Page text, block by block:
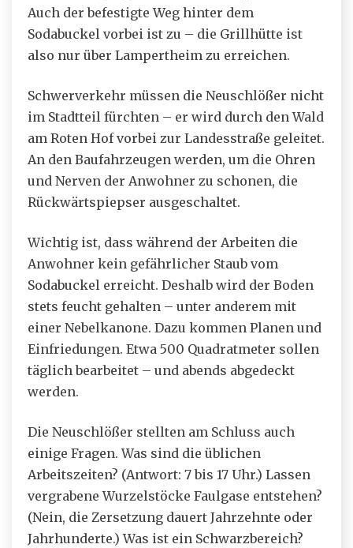
Auch der befestigte Weg hinter dem
Sodabuckel vorbei ist zu – die Grillhütte ist
also nur über Lampertheim zu erreichen.
Schwerverkehr müssen die Neuschlößer nicht
im Stadtteil fürchten – er wird durch den Wald
am Roten Hof vorbei zur Landesstraße geleitet.
An den Baufahrzeugen werden, um die Ohren
und Nerven der Anwohner zu schonen, die
Rückwärtspiepser ausgeschaltet.
Wichtig ist, dass während der Arbeiten die
Anwohner kein gefährlicher Staub vom
Sodabuckel erreicht. Deshalb wird der Boden
stets feucht gehalten – unter anderem mit
einer Nebelkanone. Dazu kommen Planen und
Einfriedungen. Etwa 500 Quadratmeter sollen
täglich bearbeitet – und abends abgedeckt
werden.
Die Neuschlößer stellten am Schluss auch
einige Fragen. Was sind die üblichen
Arbeitszeiten? (Antwort: 7 bis 17 Uhr.) Lassen
vergrabene Wurzelstöcke Faulgase entstehen?
(Nein, die Zersetzung dauert Jahrzehnte oder
Jahrhunderte.) Was ist ein Schwarzbereich?